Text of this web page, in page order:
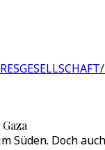
Süden. Doch